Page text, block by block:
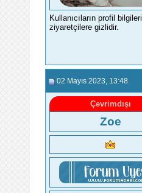
Kullanıcıların profil bilgileri
ziyaretçilere gizlidir.
02 Mayıs 2023 , 13:48
Çevrimdışı
Zoe